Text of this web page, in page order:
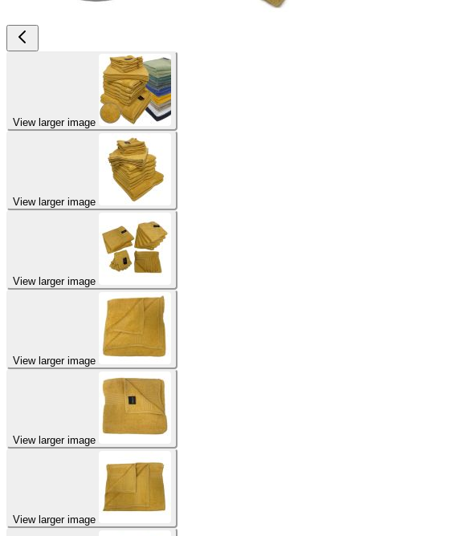
View larger image
View larger image
View larger image
View larger image
View larger image
View larger image